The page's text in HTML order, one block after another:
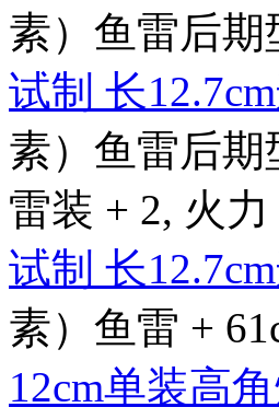
素）鱼雷后期
试制 长
素）鱼雷后期
雷装 + 2, 火力
试制 长
素）鱼雷 +
12cm单装高